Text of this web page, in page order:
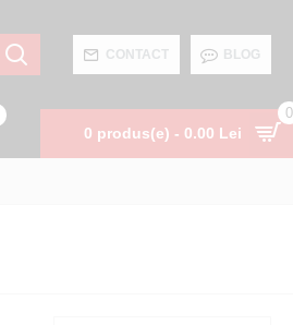
CONTACT BLOG
0 produs(e) - 0.00 Lei
0